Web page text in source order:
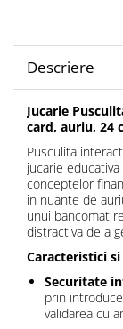
Descriere
Jucarie
card, auriu, 24
Pusculita
jucarie
conceptelor
in nuante de
unui bancomat
distractiva de a
Caracteristici
Securitate
prin
validarea cu